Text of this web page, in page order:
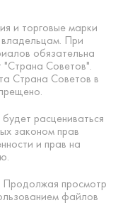
и торговые марки
При
обязательна
"Страна Советов".
Страна Советов в
расцениваться
законом прав
и прав на
Продолжая просмотр
файлов